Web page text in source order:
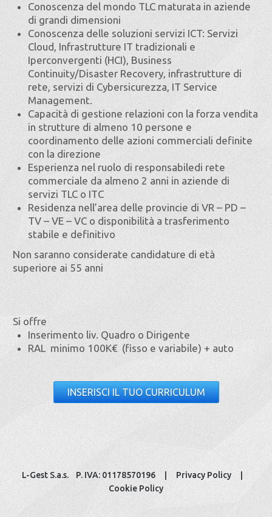
Conoscenza del mondo TLC maturata in aziende
di grandi dimensioni
Conoscenza delle soluzioni servizi ICT: Servizi
Cloud, Infrastrutture IT tradizionali e
Iperconvergenti (HCI), Business
Continuity/Disaster Recovery, infrastrutture di
rete, servizi di Cybersicurezza, IT Service
Management.
Capacità di gestione relazioni con la forza vendita
in strutture di almeno 10 persone e
coordinamento delle azioni commerciali definite
con la direzione
Esperienza nel ruolo di responsabiledi rete
commerciale da almeno 2 anni in aziende di
servizi TLC o ITC
Residenza nell’area delle provincie di VR – PD –
TV – VE – VC o disponibilità a trasferimento
stabile e definitivo
Non saranno considerate candidature di età
superiore ai 55 anni
Si offre
Inserimento liv. Quadro o Dirigente
RAL minimo 100K€ (fisso e variabile) + auto
INSERISCI IL TUO CURRICULUM
L-Gest S.a.s. P. IVA: 01178570196 | Privacy Policy
Cookie Policy